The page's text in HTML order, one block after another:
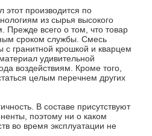
этот производится по
из сырья высокого
Прежде всего о том, что товар
сроком службы. Смесь
с гранитной крошкой и кварцем
удивительной
воздействиям. Кроме того,
целым перечнем других
В составе присутствуют
поэтому ни о каком
во время эксплуатации не